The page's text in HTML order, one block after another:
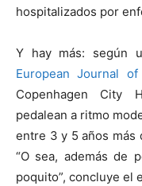
hospitalizados por
Y hay más: según
European Journal of
Copenhagen City
pedalean a ritmo
entre 3 y 5 años más
“O sea, además de
poquito”, concluye el